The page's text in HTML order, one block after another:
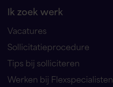
Ik zoek werk
Vacatures
Sollicitatieprocedure
Tips bij solliciteren
Werken bij Flexspecialisten